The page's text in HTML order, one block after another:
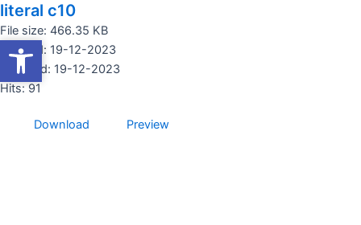
Abrir barra de herramientas
Ir
al
contenido
literal c10
File size: 466.35 KB
Created: 19-12-2023
Updated: 19-12-2023
Hits: 91
Download Preview
Abrir barra de herramientas